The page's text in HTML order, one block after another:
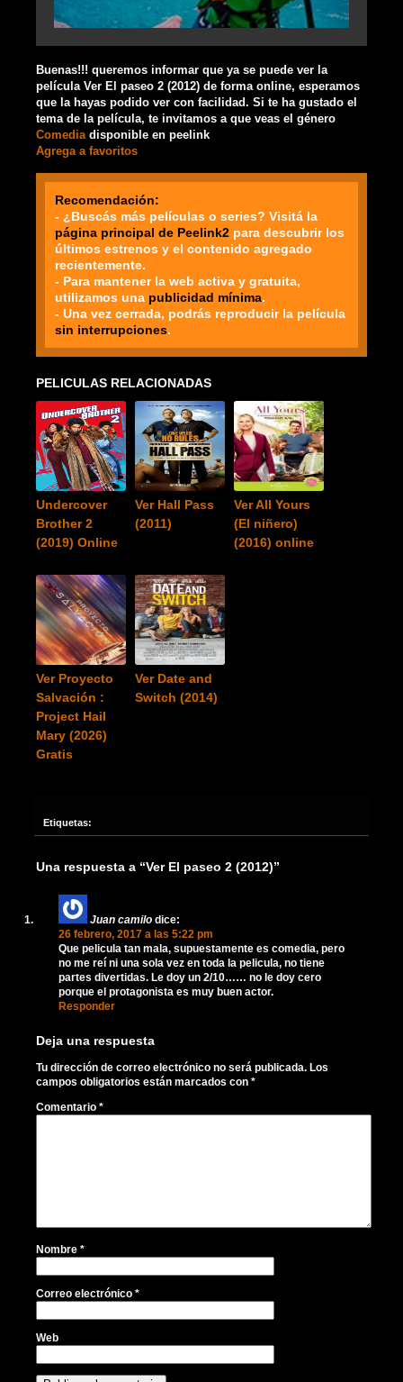
Buenas!!! queremos informar que ya se puede ver la
película Ver El paseo 2 (2012) de forma online, esperamos
que la hayas podido ver con facilidad. Si te ha gustado el
tema de la película, te invitamos a que veas el género
Comedia disponible en peelink
Agrega a favoritos
Recomendación:
- ¿Buscás más películas o series? Visitá la
página principal de Peelink2 para descubrir los
últimos estrenos y el contenido agregado
recientemente.
- Para mantener la web activa y gratuita,
utilizamos una publicidad mínima.
- Una vez cerrada, podrás reproducir la película
sin interrupciones.
PELICULAS RELACIONADAS
Undercover
Brother 2
(2019) Online
Ver Hall Pass
(2011)
Ver All Yours
(El niñero)
(2016) online
Ver Proyecto
Salvación :
Project Hail
Mary (2026)
Gratis
Ver Date and
Switch (2014)
Etiquetas:
Una respuesta a “Ver El paseo 2 (2012)”
Juan camilo dice:
26 febrero, 2017 a las 5:22 pm
Que pelicula tan mala, supuestamente es comedia, pero
no me reí ni una sola vez en toda la pelicula, no tiene
partes divertidas. Le doy un 2/10…… no le doy cero
porque el protagonista es muy buen actor.
Responder
Deja una respuesta
Tu dirección de correo electrónico no será publicada. Los
campos obligatorios están marcados con *
Comentario *
Nombre *
Correo electrónico *
Web